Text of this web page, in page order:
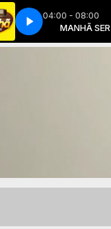
04:00 - 08:00
MANHÃRaí Saia